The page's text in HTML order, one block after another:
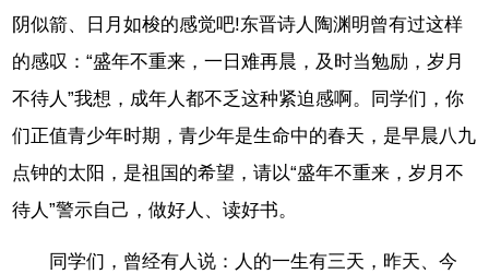
阴似箭、日月如梭的感觉吧!东晋诗人陶渊明曾有过这样
的感叹：“盛年不重来，一日难再晨，及时当勉励，岁月
不待人”我想，成年人都不乏这种紧迫感啊。同学们，你
们正值青少年时期，青少年是生命中的春天，是早晨八九
点钟的太阳，是祖国的希望，请以“盛年不重来，岁月不
待人”警示自己，做好人、读好书。
同学们，曾经有人说：人的一生有三天，昨天、今